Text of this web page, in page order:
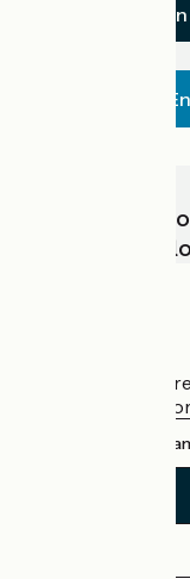
Kies, bereid
met France
De nationale
officiële gids